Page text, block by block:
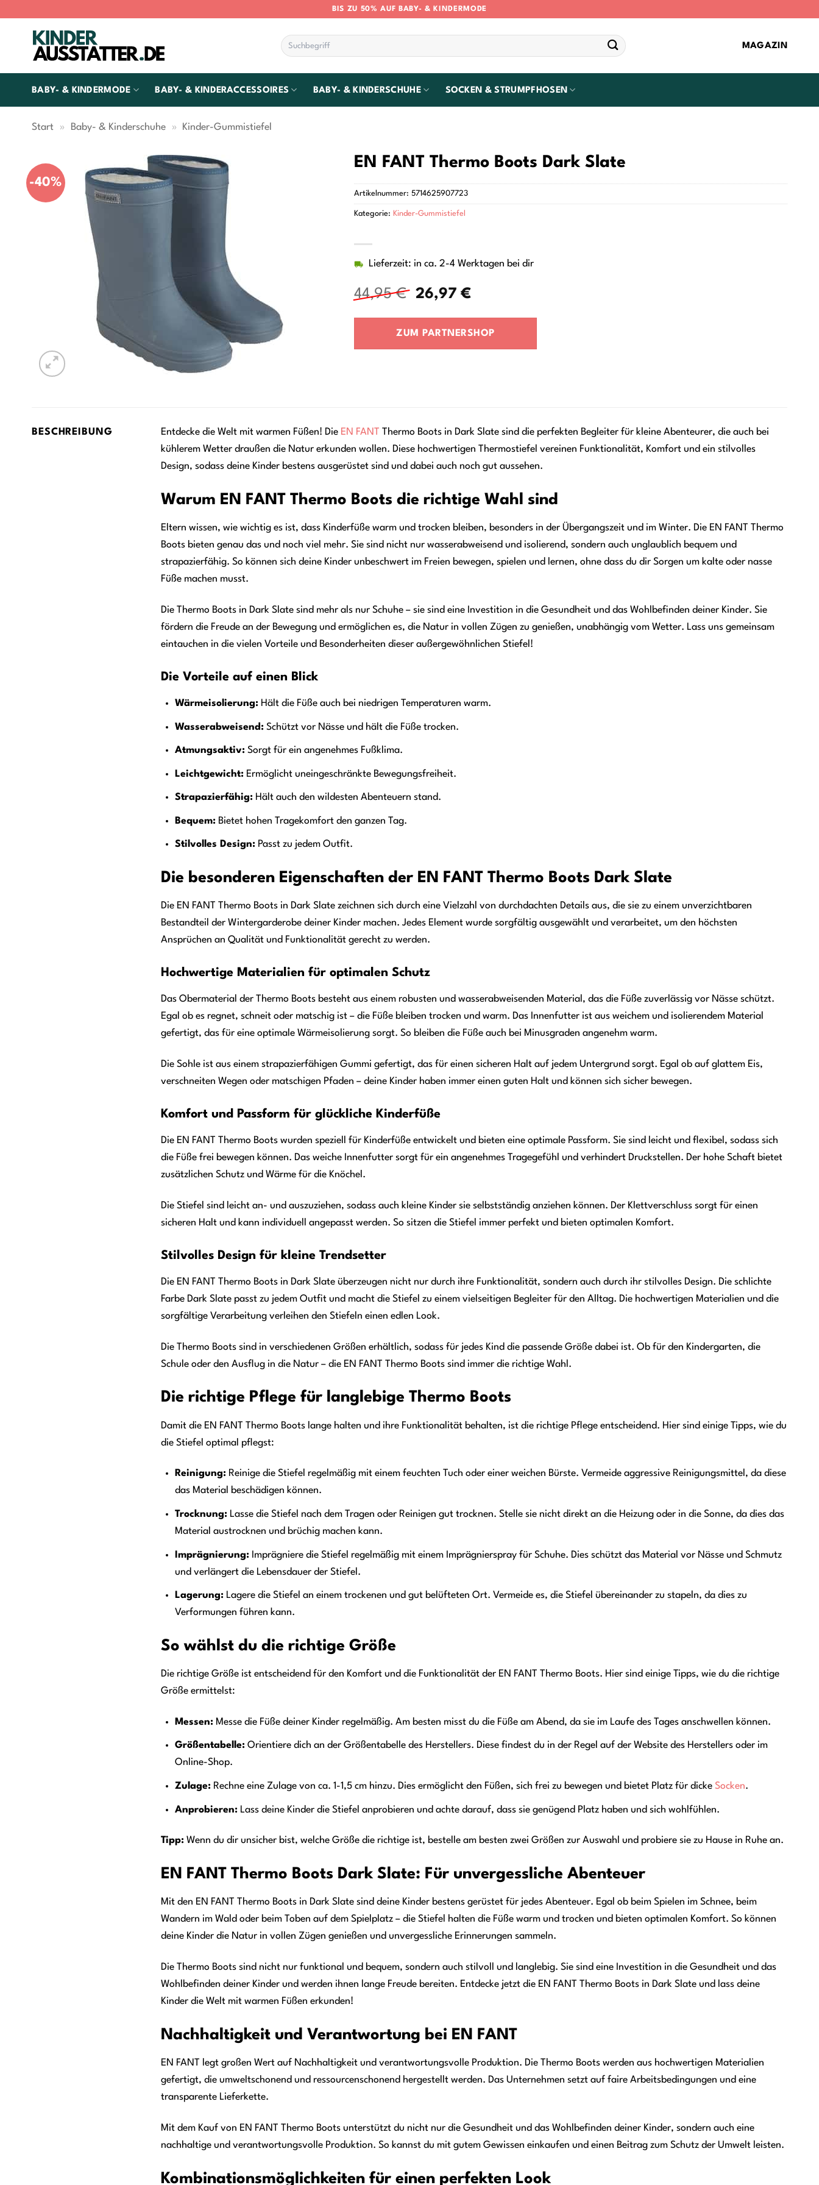
springen
BIS ZU 50% AUF BABY- & KINDERMODE
Suchen
nach:
MAGAZIN
BABY- & KINDERMODE BABY- & KINDERACCESSOIRES BABY- & KINDERSCHUHE SOCKEN & STRUMPFHOSEN
Start » Baby- & Kinderschuhe » Kinder-Gummistiefel
-40%
EN FANT Thermo Boots Dark Slate
44,95€
Ursprünglicher
war:
26,97€Aktueller
ist:
26,97 €.
Lieferzeit: in ca. 2-4 Werktagen bei dir
ZUM PARTNERSHOP
Artikelnummer:5714625907723
Kategorie: Kinder-Gummistiefel
BESCHREIBUNG Entdecke die Welt mit warmen Füßen! Die EN FANT
Thermo Boots in Dark Slate sind die perfekten Begleiter für kleine Abenteurer, die auch bei
kühlerem Wetter draußen die Natur erkunden wollen. Diese hochwertigen Thermostiefel vereinen Funktionalität, Komfort und ein stilvolles
Design, sodass deine Kinder bestens ausgerüstet sind und dabei auch noch gut aussehen.
Warum EN FANT Thermo Boots die richtige Wahl sind
Eltern wissen, wie wichtig es ist, dass Kinderfüße warm und trocken bleiben, besonders in der Übergangszeit und im Winter. Die EN FANT Thermo
Boots bieten genau das und noch viel mehr. Sie sind nicht nur wasserabweisend und isolierend, sondern auch unglaublich bequem und
strapazierfähig. So können sich deine Kinder unbeschwert im Freien bewegen, spielen und lernen, ohne dass du dir Sorgen um kalte oder nasse
Füße machen musst.
Die Thermo Boots in Dark Slate sind mehr als nur Schuhe – sie sind eine Investition in die Gesundheit und das Wohlbefinden deiner Kinder. Sie
fördern die Freude an der Bewegung und ermöglichen es, die Natur in vollen Zügen zu genießen, unabhängig vom Wetter. Lass uns gemeinsam
eintauchen in die vielen Vorteile und Besonderheiten dieser außergewöhnlichen Stiefel!
Die Vorteile auf einen Blick
Wärmeisolierung: Hält die Füße auch bei niedrigen Temperaturen warm.
Wasserabweisend: Schützt vor Nässe und hält die Füße trocken.
Atmungsaktiv: Sorgt für ein angenehmes Fußklima.
Leichtgewicht: Ermöglicht uneingeschränkte Bewegungsfreiheit.
Strapazierfähig: Hält auch den wildesten Abenteuern stand.
Bequem: Bietet hohen Tragekomfort den ganzen Tag.
Stilvolles Design: Passt zu jedem Outfit.
Die besonderen Eigenschaften der EN FANT Thermo Boots Dark Slate
Die EN FANT Thermo Boots in Dark Slate zeichnen sich durch eine Vielzahl von durchdachten Details aus, die sie zu einem unverzichtbaren
Bestandteil der Wintergarderobe deiner Kinder machen. Jedes Element wurde sorgfältig ausgewählt und verarbeitet, um den höchsten
Ansprüchen an Qualität und Funktionalität gerecht zu werden.
Hochwertige Materialien für optimalen Schutz
Das Obermaterial der Thermo Boots besteht aus einem robusten und wasserabweisenden Material, das die Füße zuverlässig vor Nässe schützt.
Egal ob es regnet, schneit oder matschig ist – die Füße bleiben trocken und warm. Das Innenfutter ist aus weichem und isolierendem Material
gefertigt, das für eine optimale Wärmeisolierung sorgt. So bleiben die Füße auch bei Minusgraden angenehm warm.
Die Sohle ist aus einem strapazierfähigen Gummi gefertigt, das für einen sicheren Halt auf jedem Untergrund sorgt. Egal ob auf glattem Eis,
verschneiten Wegen oder matschigen Pfaden – deine Kinder haben immer einen guten Halt und können sich sicher bewegen.
Komfort und Passform für glückliche Kinderfüße
Die EN FANT Thermo Boots wurden speziell für Kinderfüße entwickelt und bieten eine optimale Passform. Sie sind leicht und flexibel, sodass sich
die Füße frei bewegen können. Das weiche Innenfutter sorgt für ein angenehmes Tragegefühl und verhindert Druckstellen. Der hohe Schaft bietet
zusätzlichen Schutz und Wärme für die Knöchel.
Die Stiefel sind leicht an- und auszuziehen, sodass auch kleine Kinder sie selbstständig anziehen können. Der Klettverschluss sorgt für einen
sicheren Halt und kann individuell angepasst werden. So sitzen die Stiefel immer perfekt und bieten optimalen Komfort.
Stilvolles Design für kleine Trendsetter
Die EN FANT Thermo Boots in Dark Slate überzeugen nicht nur durch ihre Funktionalität, sondern auch durch ihr stilvolles Design. Die schlichte
Farbe Dark Slate passt zu jedem Outfit und macht die Stiefel zu einem vielseitigen Begleiter für den Alltag. Die hochwertigen Materialien und die
sorgfältige Verarbeitung verleihen den Stiefeln einen edlen Look.
Die Thermo Boots sind in verschiedenen Größen erhältlich, sodass für jedes Kind die passende Größe dabei ist. Ob für den Kindergarten, die
Schule oder den Ausflug in die Natur – die EN FANT Thermo Boots sind immer die richtige Wahl.
Die richtige Pflege für langlebige Thermo Boots
Damit die EN FANT Thermo Boots lange halten und ihre Funktionalität behalten, ist die richtige Pflege entscheidend. Hier sind einige Tipps, wie du
die Stiefel optimal pflegst:
Reinigung: Reinige die Stiefel regelmäßig mit einem feuchten Tuch oder einer weichen Bürste. Vermeide aggressive Reinigungsmittel, da diese
das Material beschädigen können.
Trocknung: Lasse die Stiefel nach dem Tragen oder Reinigen gut trocknen. Stelle sie nicht direkt an die Heizung oder in die Sonne, da dies das
Material austrocknen und brüchig machen kann.
Imprägnierung: Imprägniere die Stiefel regelmäßig mit einem Imprägnierspray für Schuhe. Dies schützt das Material vor Nässe und Schmutz
und verlängert die Lebensdauer der Stiefel.
Lagerung: Lagere die Stiefel an einem trockenen und gut belüfteten Ort. Vermeide es, die Stiefel übereinander zu stapeln, da dies zu
Verformungen führen kann.
So wählst du die richtige Größe
Die richtige Größe ist entscheidend für den Komfort und die Funktionalität der EN FANT Thermo Boots. Hier sind einige Tipps, wie du die richtige
Größe ermittelst:
Messen: Messe die Füße deiner Kinder regelmäßig. Am besten misst du die Füße am Abend, da sie im Laufe des Tages anschwellen können.
Größentabelle: Orientiere dich an der Größentabelle des Herstellers. Diese findest du in der Regel auf der Website des Herstellers oder im
Online-Shop.
Zulage: Rechne eine Zulage von ca. 1-1,5 cm hinzu. Dies ermöglicht den Füßen, sich frei zu bewegen und bietet Platz für dicke Socken.
Anprobieren: Lass deine Kinder die Stiefel anprobieren und achte darauf, dass sie genügend Platz haben und sich wohlfühlen.
Tipp: Wenn du dir unsicher bist, welche Größe die richtige ist, bestelle am besten zwei Größen zur Auswahl und probiere sie zu Hause in Ruhe an.
EN FANT Thermo Boots Dark Slate: Für unvergessliche Abenteuer
Mit den EN FANT Thermo Boots in Dark Slate sind deine Kinder bestens gerüstet für jedes Abenteuer. Egal ob beim Spielen im Schnee, beim
Wandern im Wald oder beim Toben auf dem Spielplatz – die Stiefel halten die Füße warm und trocken und bieten optimalen Komfort. So können
deine Kinder die Natur in vollen Zügen genießen und unvergessliche Erinnerungen sammeln.
Die Thermo Boots sind nicht nur funktional und bequem, sondern auch stilvoll und langlebig. Sie sind eine Investition in die Gesundheit und das
Wohlbefinden deiner Kinder und werden ihnen lange Freude bereiten. Entdecke jetzt die EN FANT Thermo Boots in Dark Slate und lass deine
Kinder die Welt mit warmen Füßen erkunden!
Nachhaltigkeit und Verantwortung bei EN FANT
EN FANT legt großen Wert auf Nachhaltigkeit und verantwortungsvolle Produktion. Die Thermo Boots werden aus hochwertigen Materialien
gefertigt, die umweltschonend und ressourcenschonend hergestellt werden. Das Unternehmen setzt auf faire Arbeitsbedingungen und eine
transparente Lieferkette.
Mit dem Kauf von EN FANT Thermo Boots unterstützt du nicht nur die Gesundheit und das Wohlbefinden deiner Kinder, sondern auch eine
nachhaltige und verantwortungsvolle Produktion. So kannst du mit gutem Gewissen einkaufen und einen Beitrag zum Schutz der Umwelt leisten.
Kombinationsmöglichkeiten für einen perfekten Look